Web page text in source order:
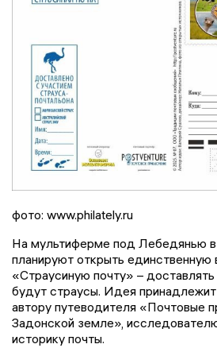
фото: www.philately.ru
На мультиферме под Лебедянью
планируют открыть
«Страусиную почту» –
будут страусы. Идея
автору путеводителя «Почтовые
Задонской земле»,
историку почты.